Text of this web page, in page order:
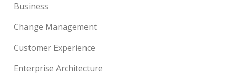
Business
Change Management
Customer Experience
Enterprise Architecture